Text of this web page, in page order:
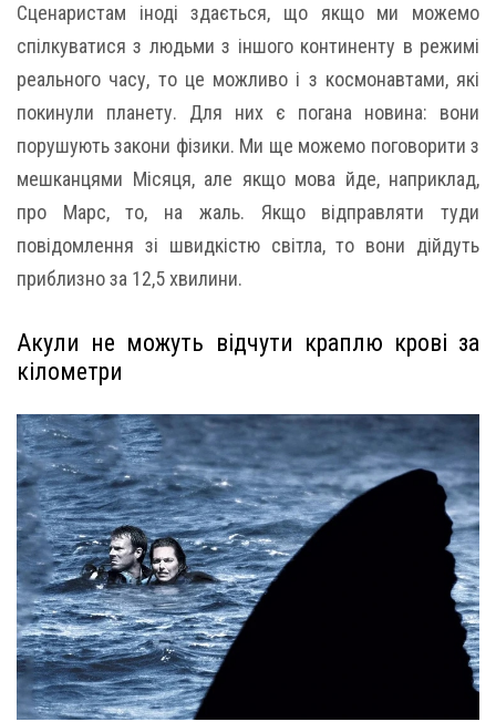
Сценаристам іноді здається, що якщо ми можемо
спілкуватися з людьми з іншого континенту в режимі
реального часу, то це можливо і з космонавтами, які
покинули планету. Для них є погана новина: вони
порушують закони фізики. Ми ще можемо поговорити з
мешканцями Місяця, але якщо мова йде, наприклад,
про Марс, то, на жаль. Якщо відправляти туди
повідомлення зі швидкістю світла, то вони дійдуть
приблизно за 12,5 хвилини.
Акули не можуть відчути краплю крові за
кілометри